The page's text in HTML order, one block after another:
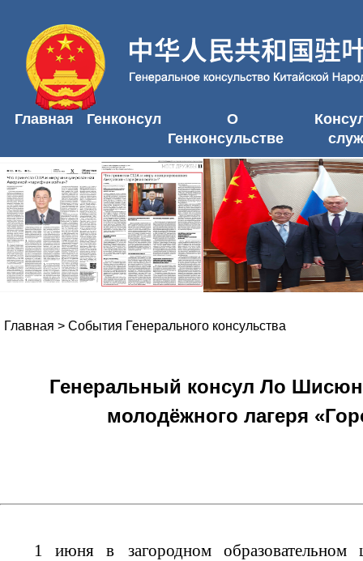
Главная Генконсул
О
Генконсульстве
Главная > События Генерального консульства
Генеральный консул Ло
молодёжного лагеря
1 июня в
загородном